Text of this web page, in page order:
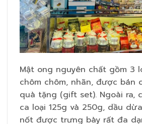
Mật ong nguyên chất gồm 3
chôm chôm, nhãn, được bán
quà tặng (gift set). Ngoài ra,
ca loại 125g và 250g, dầu
nốt được trưng bày rất đa